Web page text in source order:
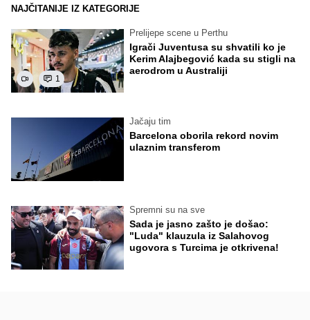
NAJČITANIJE IZ KATEGORIJE
1
Prelijepe scene u Perthu
Igrači Juventusa su shvatili ko je
Kerim Alajbegović kada su stigli na
aerodrom u Australiji
Jačaju tim
Barcelona oborila rekord novim
ulaznim transferom
Spremni su na sve
Sada je jasno zašto je došao:
"Luda" klauzula iz Salahovog
ugovora s Turcima je otkrivena!